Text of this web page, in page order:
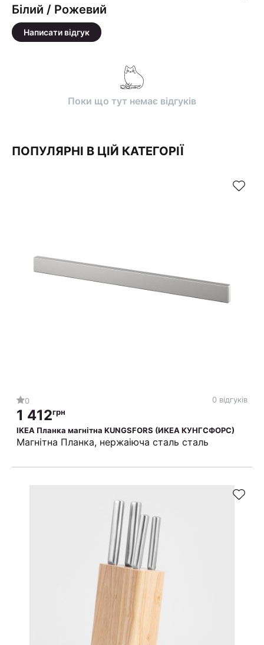
Білий / Рожевий
Написати відгук
Поки що тут немає відгуків
ПОПУЛЯРНІ В ЦІЙ КАТЕГОРІЇ
0 0 відгуків
1 412грн
IKEA Планка магнітна KUNGSFORS (ИКЕА КУНГСФОРС)
Магнітна Планка, нержаіюча сталь сталь